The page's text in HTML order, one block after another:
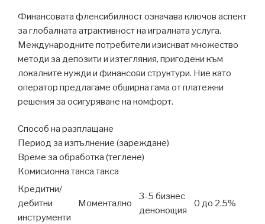
Финансовата флексибилност означава ключов аспект
за глобалната атрактивност на игралната услуга.
Международните потребители изискват множество
методи за депозити и изтегляния, пригодени към
локалните нужди и финансови структури. Ние като
оператор предлагаме обширна гама от платежни
решения за осигуряване на комфорт.
Способ на разплащане
Период за изпълнение (зареждане)
Време за обработка (теглене)
Комисионна такса такса
Кредитни/
дебитни
инструменти
Моментално
3-5 бизнес
денонощия
0 до 2.5%